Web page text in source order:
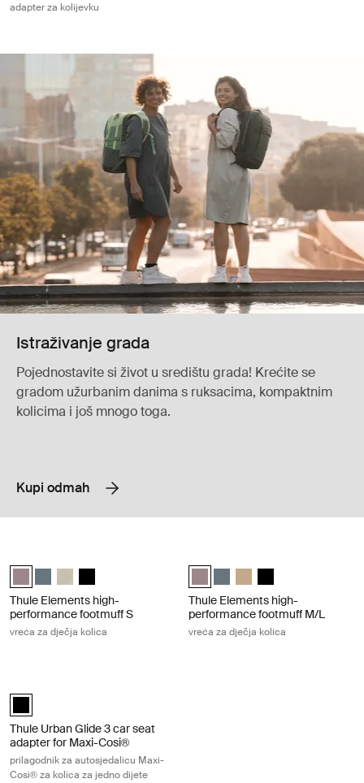
adapter za kolijevku
Istraživanje grada
Pojednostavite si život u središtu grada! Krećite se
gradom užurbanim danima s ruksacima, kompaktnim
kolicima i još mnogo toga.
Kupi odmah
Thule Elements high-performance footmuff S Zatamnjena taupe
Thule Elements high-performance footmuff S Tamno siva
Thule Elements high-performance footmuff S Natural beige
Thule Elements high-performance footmuff S Crna
Thule Elements high-
performance footmuff S
vreća za dječja kolica
Thule Elements high-
Thule Elements high-
Thule Elements high-
Thule Elements
Thule Elements high-
performance footmuff M/L
vreća za dječja kolica
Thule Urban Glide 3 car seat adapter single Maxi-Cosi® Crna
Thule Urban Glide 3 car seat
adapter for Maxi-Cosi®
prilagodnik za autosjedalicu Maxi-
Cosi® za kolica za jedno dijete